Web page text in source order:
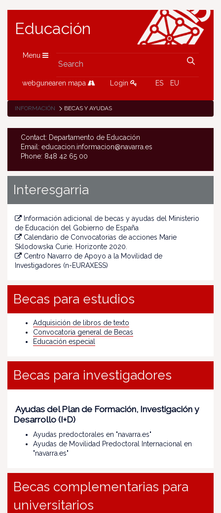
Educación
Menu
webgunearen mapa Login ES EU
INFORMACIÓN BECAS Y AYUDAS
Contact: Departamento de Educación
Email: educacion.informacion@navarra.es
Phone: 848 42 65 00
Interesgarria
Información adicional de becas y ayudas del Ministerio
de Educación del Gobierno de España
Calendario de Convocatorias de acciones Marie
Sklodowska Curie. Horizonte 2020.
Centro Navarro de Apoyo a la Movilidad de
Investigadores (n-EURAXESS)
Becas para estudios
Adquisición de libros de texto
Convocatoria general de Becas
Educación especial
Becas para investigadores
Ayudas del Plan de Formación, Investigación y
Desarrollo (I+D)
Ayudas predoctorales en "navarra.es"
Ayudas de Movilidad Predoctoral Internacional en
"navarra.es"
Becas complementarias para
universitarios